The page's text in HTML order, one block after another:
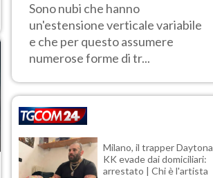
Sono nubi che hanno
un'estensione verticale variabile
e che per questo assumere
numerose forme di tr...
Milano, il trapper Daytona
KK evade dai domiciliari:
arrestato | Chi è l'artista